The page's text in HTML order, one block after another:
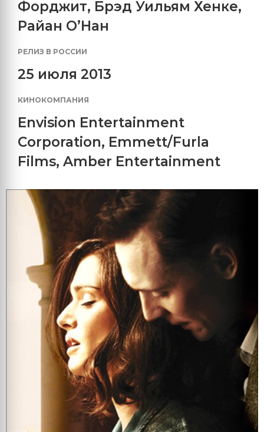
Форджит, Брэд Уильям Хенке,
Райан О’Нан
РЕЛИЗ В РОССИИ
25 июля 2013
КИНОКОМПАНИЯ
Envision Entertainment
Corporation, Emmett/Furla
Films, Amber Entertainment